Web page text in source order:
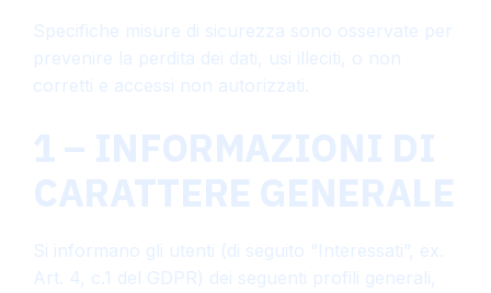
Specifiche misure di sicurezza sono osservate per
prevenire la perdita dei dati, usi illeciti, o non
corretti e accessi non autorizzati.
1 – INFORMAZIONI DI
CARATTERE GENERALE
Si informano gli utenti (di seguito “Interessati”, ex.
Art. 4, c.1 del GDPR) dei seguenti profili generali,